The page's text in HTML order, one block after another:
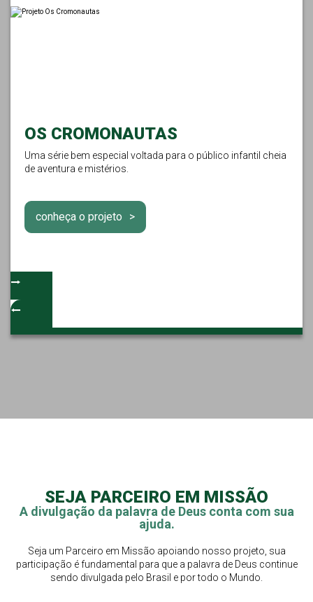
OS CROMONAUTAS
Uma série bem especial voltada para o público infantil cheia
de aventura e mistérios.
conheça o projeto
SEJA PARCEIRO EM MISSÃO
A divulgação da palavra de Deus conta com sua
ajuda.
Seja um Parceiro em Missão apoiando nosso projeto, sua
participação é fundamental para que a palavra de Deus continue
sendo divulgada pelo Brasil e por todo o Mundo.